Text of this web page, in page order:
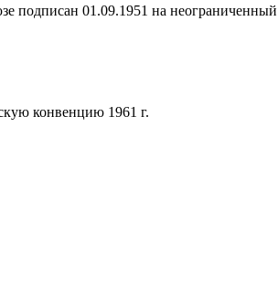
01.09.1951 на неограниченный
конвенцию 1961 г.